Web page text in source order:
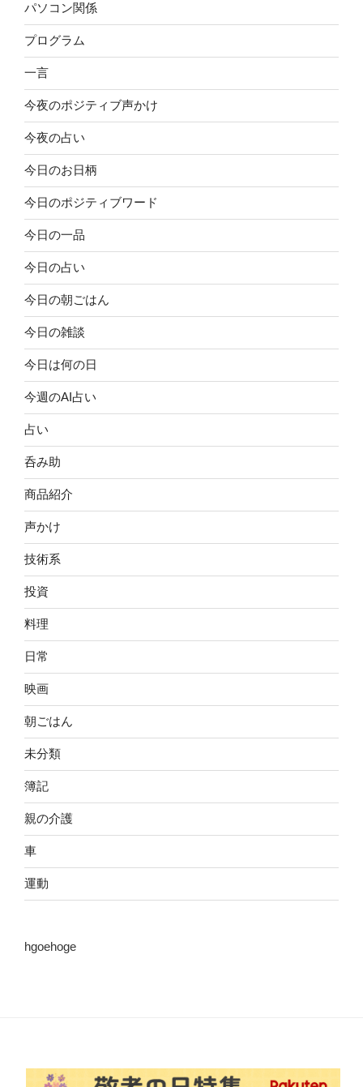
パソコン関係
プログラム
一言
今夜のポジティブ声かけ
今夜の占い
今日のお日柄
今日のポジティブワード
今日の一品
今日の占い
今日の朝ごはん
今日の雑談
今日は何の日
今週のAI占い
占い
呑み助
商品紹介
声かけ
技術系
投資
料理
日常
映画
朝ごはん
未分類
簿記
親の介護
車
運動
hgoehoge